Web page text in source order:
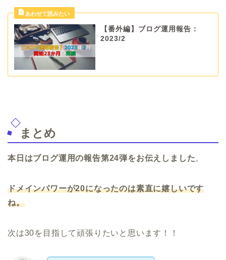
【番外編】ブログ運用報告：
2023/2
まとめ
本日はブログ運用の報告第24弾をお伝えしました。
ドメインパワーが20になったのは素直に嬉しいです
ね。
次は30を目指して頑張りたいと思います！！